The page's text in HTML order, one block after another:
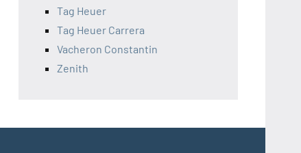
Tag Heuer
Tag Heuer Carrera
Vacheron Constantin
Zenith